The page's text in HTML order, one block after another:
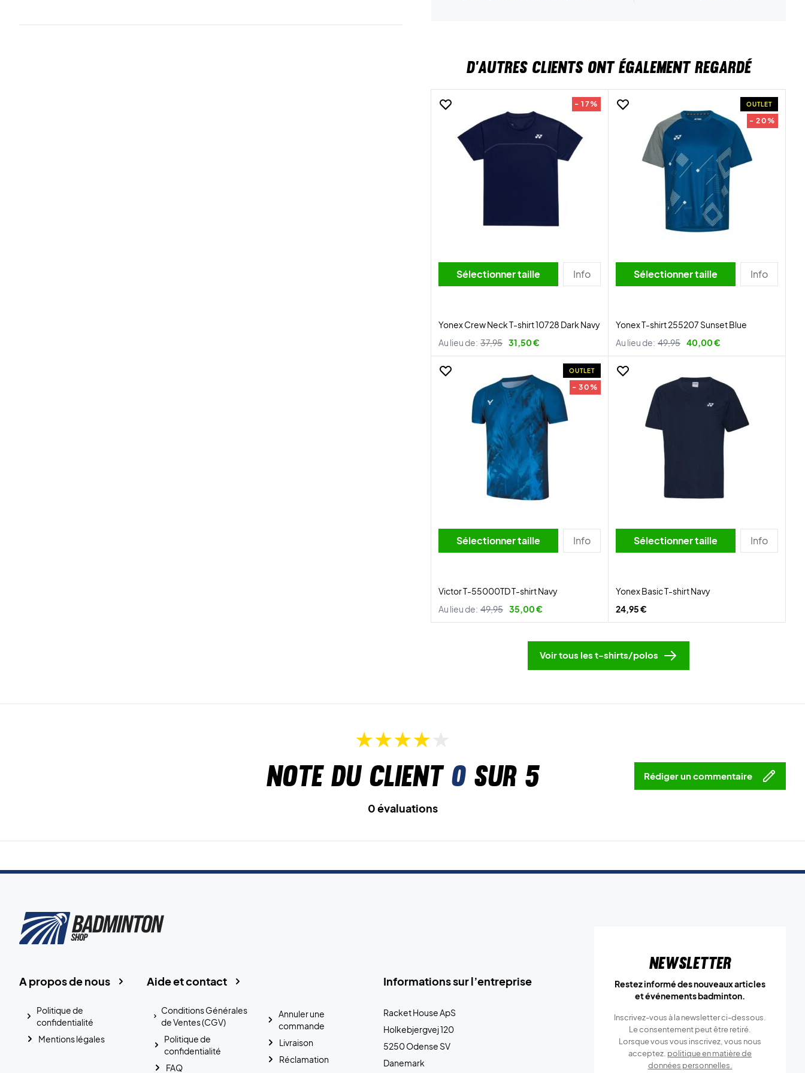
D'AUTRES CLIENTS ONT ÉGALEMENT REGARDÉ
- 17%
Sélectionner taille Info
Yonex Crew Neck T-shirt 10728 Dark Navy
Au lieu de: 37,95 31,50 €
OUTLET
- 20%
Sélectionner taille Info
Yonex T-shirt 255207 Sunset Blue
Au lieu de: 49,95 40,00 €
OUTLET
- 30%
Sélectionner taille Info
Victor T-55000TD T-shirt Navy
Au lieu de: 49,95 35,00 €
Sélectionner taille Info
Yonex Basic T-shirt Navy
24,95 €
Voir tous les t-shirts/polos
Note du client 0sur 5 Rédiger un commentaire
0 évaluations
Informations sur l’entreprise
Racket House ApS
Holkebjergvej 120
5250 Odense SV
Danemark
Aide et contact
Conditions Générales
de Ventes (CGV)
Politique de
confidentialité
FAQ
Annuler une
commande
Livraison
Réclamation
A propos de nous
Politique de
confidentialité
Mentions légales
Newsletter
Restez informé des nouveaux articles
et événements badminton.
Inscrivez-vous à la newsletter ci-dessous.
Le consentement peut être retiré.
Lorsque vous vous inscrivez, vous nous
acceptez. politique en matière de
données personnelles.